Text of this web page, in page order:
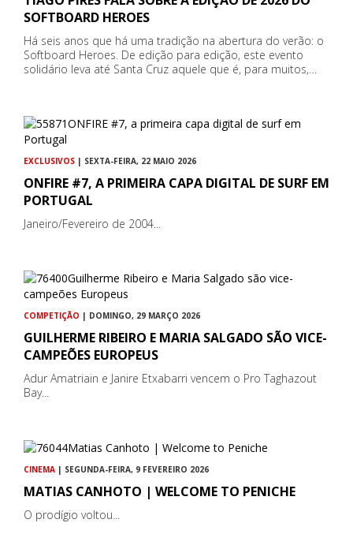
SOFTBOARD HEROES
Há seis anos que há uma tradição na abertura do verão: o
Softboard Heroes. De edição para edição, este evento
solidário leva até Santa Cruz aquele que é, para muitos,…
EXCLUSIVOS | SEXTA-FEIRA, 22 MAIO 2026
ONFIRE #7, A PRIMEIRA CAPA DIGITAL DE SURF EM
PORTUGAL
Janeiro/Fevereiro de 2004...
COMPETIÇÃO | DOMINGO, 29 MARÇO 2026
GUILHERME RIBEIRO E MARIA SALGADO SÃO VICE-
CAMPEÕES EUROPEUS
Adur Amatriain e Janire Etxabarri vencem o Pro Taghazout
Bay...
CINEMA | SEGUNDA-FEIRA, 9 FEVEREIRO 2026
MATIAS CANHOTO | WELCOME TO PENICHE
O prodígio voltou...